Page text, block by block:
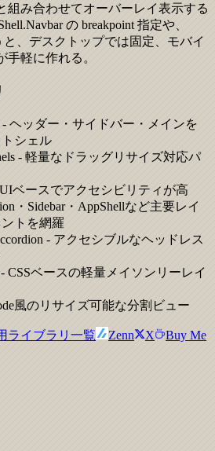
組み合わせてオーバーレイ表示する
の breakpoint 指定や、
と、デスクトップでは固定、モバイ
手軽に作れる。
- ヘッダー・サイドバー・メインを
シェル
- 軽量なドラッグリサイズ対応パ
UIベースでアクセシビリティが高
・Sidebar・AppShellなど主要レイ
トを網羅
- アクセシブルなヘッドレス
- CSSベースの軽量メイソンリーレイ
風のリサイズ可能な分割ビュー
ライブラリ一覧 Zenn X
Buy Me